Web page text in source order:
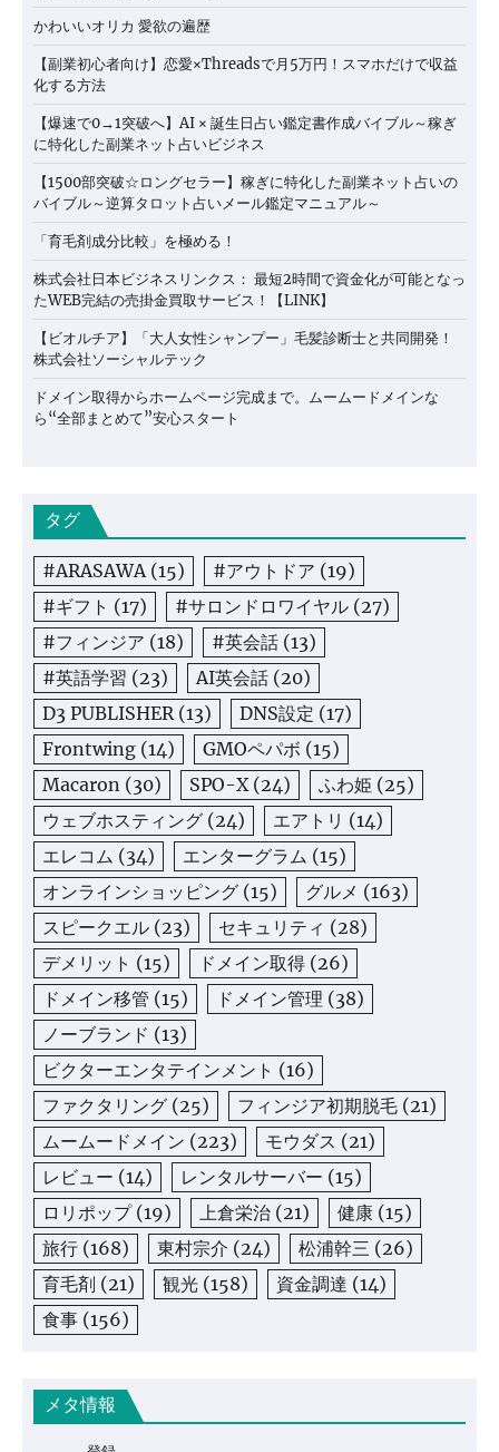
かわいいオリカ 愛欲の遍歴
【副業初心者向け】恋愛×Threadsで月5万円！スマホだけで収益
化する方法
【爆速で0→1突破へ】AI × 誕生日占い鑑定書作成バイブル～稼ぎ
に特化した副業ネット占いビジネス
【1500部突破☆ロングセラー】稼ぎに特化した副業ネット占いの
バイブル～逆算タロット占いメール鑑定マニュアル～
「育毛剤成分比較」を極める！
株式会社日本ビジネスリンクス： 最短2時間で資金化が可能となっ
たWEB完結の売掛金買取サービス！【LINK】
【ビオルチア】「大人女性シャンプー」毛髪診断士と共同開発！
株式会社ソーシャルテック
ドメイン取得からホームページ完成まで。ムームードメインな
ら“全部まとめて”安心スタート
タグ
#ARASAWA(15) #アウトドア (19)
#ギフト (17) #サロンドロワイヤル (27)
#フィンジア (18) #英会話 (13)
#英語学習 (23) AI英会話 (20)
D3 PUBLISHER(13) DNS設定 (17)
Frontwing (14) GMOペパボ (15)
Macaron (30) SPO-X(24) ふわ姫 (25)
ウェブホスティング (24) エアトリ (14)
エレコム (34) エンターグラム (15)
オンラインショッピング (15) グルメ (163)
スピークエル (23) セキュリティ (28)
デメリット (15) ドメイン取得 (26)
ドメイン移管 (15) ドメイン管理 (38)
ノーブランド (13)
ビクターエンタテインメント (16)
ファクタリング (25) フィンジア初期脱毛 (21)
ムームードメイン (223) モウダス (21)
レビュー (14) レンタルサーバー (15)
ロリポップ(19) 上倉栄治 (21) 健康 (15)
旅行 (168) 東村宗介 (24) 松浦幹三 (26)
育毛剤 (21) 観光 (158) 資金調達 (14)
食事 (156)
メタ情報